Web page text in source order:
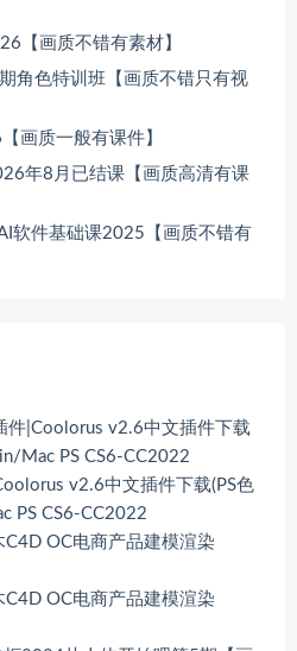
【画质不错有素材】
角色特训班【画质不错只有视
画质一般有课件】
年8月已结课【画质高清有课
软件基础课2025【画质不错有
件|Coolorus v2.6中文插件下载
Mac PS CS6-CC2022
v2.6中文插件下载(PS色
PS CS6-CC2022
C4D OC电商产品建模渲染
C4D OC电商产品建模渲染